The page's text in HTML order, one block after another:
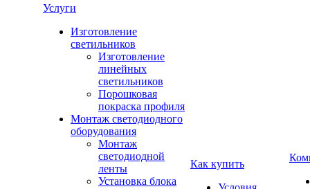
Услуги
Изготовление
светильников
Изготовление
линейных
светильников
Порошковая
покраска профиля
Монтаж светодиодного
оборудования
Монтаж
светодиодной
ленты
Установка блока
Как купить